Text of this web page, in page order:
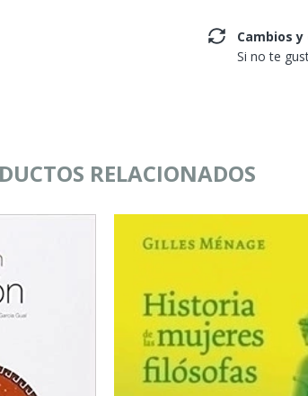
Cambios
Si no te
RELACIONADOS